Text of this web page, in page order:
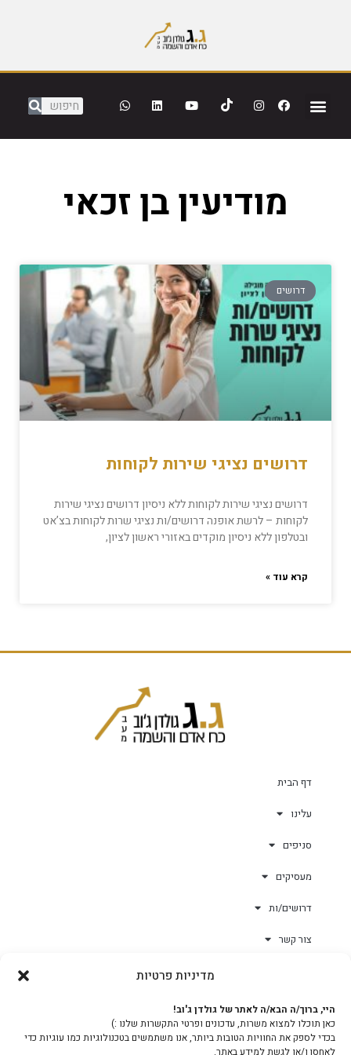
מדיניות פרטיות
היי, ברוך/ה הבא/ה לאתר של גולדן ג'וב!
כאן תוכלו למצוא משרות, עדכונים ופרטי התקשרות שלנו :)
בכדי לספק את החוויות הטובות ביותר, אנו משתמשים בטכנולוגיות כמו עוגיות כדי
לאחסן ו/או לגשת למידע באתר.
מודיעין בן זכאי
דרושים
דרושים נציגי שירות לקוחות
דרושים נציגי שירות לקוחות ללא ניסיון דרושים נציגי שירות
לקוחות – לרשת אופנה דרושים/ות נציגי שרות לקוחות בצ’אט
ובטלפון ללא ניסיון מוקדים באזורי ראשון לציון,
קרא עוד »
דף הבית
עלינו
סניפים
מעסיקים
דרושים/ות
צור קשר
צוות